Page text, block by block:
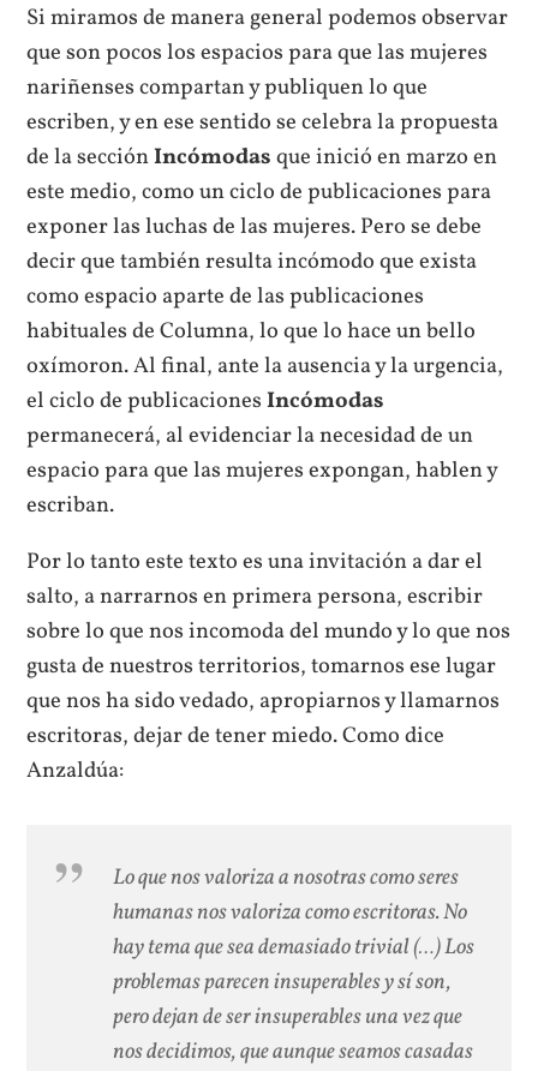
Si miramos de manera general podemos observar
que son pocos los espacios para que las mujeres
nariñenses compartan y publiquen lo que
escriben, y en ese sentido se celebra la propuesta
de la secciónIncómodasque inició en marzo en
este medio, como un ciclo de publicaciones para
exponer las luchas de las mujeres. Pero se debe
decir que también resulta incómodo que exista
como espacio aparte de las publicaciones
habituales de Columna, lo que lo hace un bello
oxímoron. Al final, ante la ausencia y la urgencia,
el ciclo de publicacionesIncómodas
permanecerá, al evidenciar la necesidad de un
espacio para que las mujeres expongan, hablen y
escriban.
Por lo tanto este texto es una invitación a dar el
salto, a narrarnos en primera persona, escribir
sobre lo que nos incomoda del mundo y lo que nos
gusta de nuestros territorios, tomarnos ese lugar
que nos ha sido vedado, apropiarnos y llamarnos
escritoras, dejar de tener miedo. Como dice
Anzaldúa:
Lo que nos valoriza a nosotras como seres
humanas nos valoriza como escritoras. No
hay tema que sea demasiado trivial (…) Los
problemas parecen insuperables y sí son,
pero dejan de ser insuperables una vez que
nos decidimos, que aunque seamos casadas